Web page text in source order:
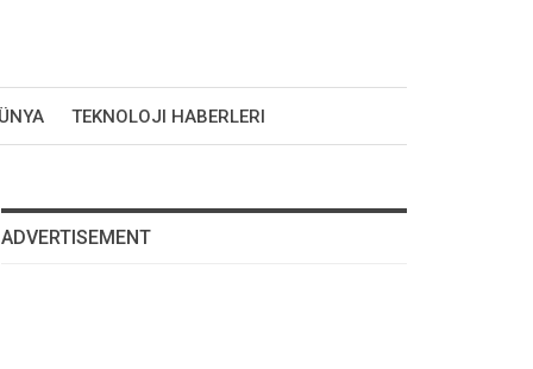
TEKNOLOJI HABERLERI
ADVERTISEMENT